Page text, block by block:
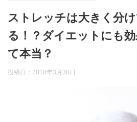
ストレッチは大きく分
る！？ダイエットにも
て本当？
投稿日： 2018年3月30日